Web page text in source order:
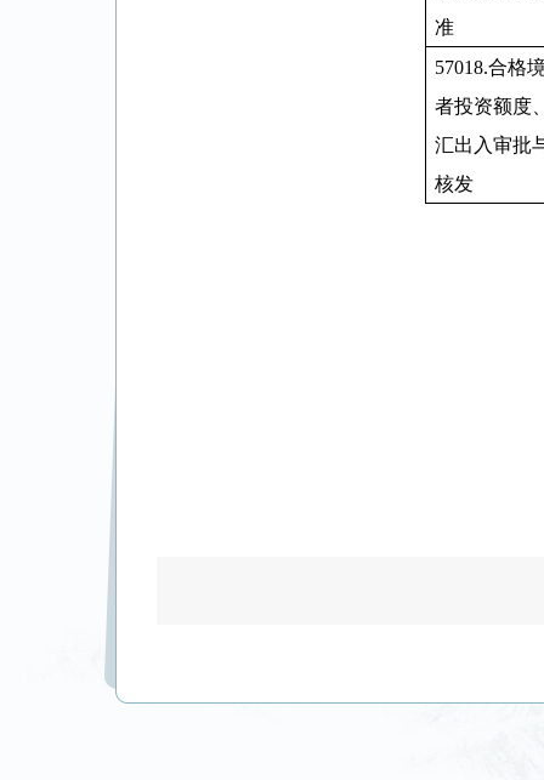
准
57018.合格
者投资额度
汇出入审批
核发